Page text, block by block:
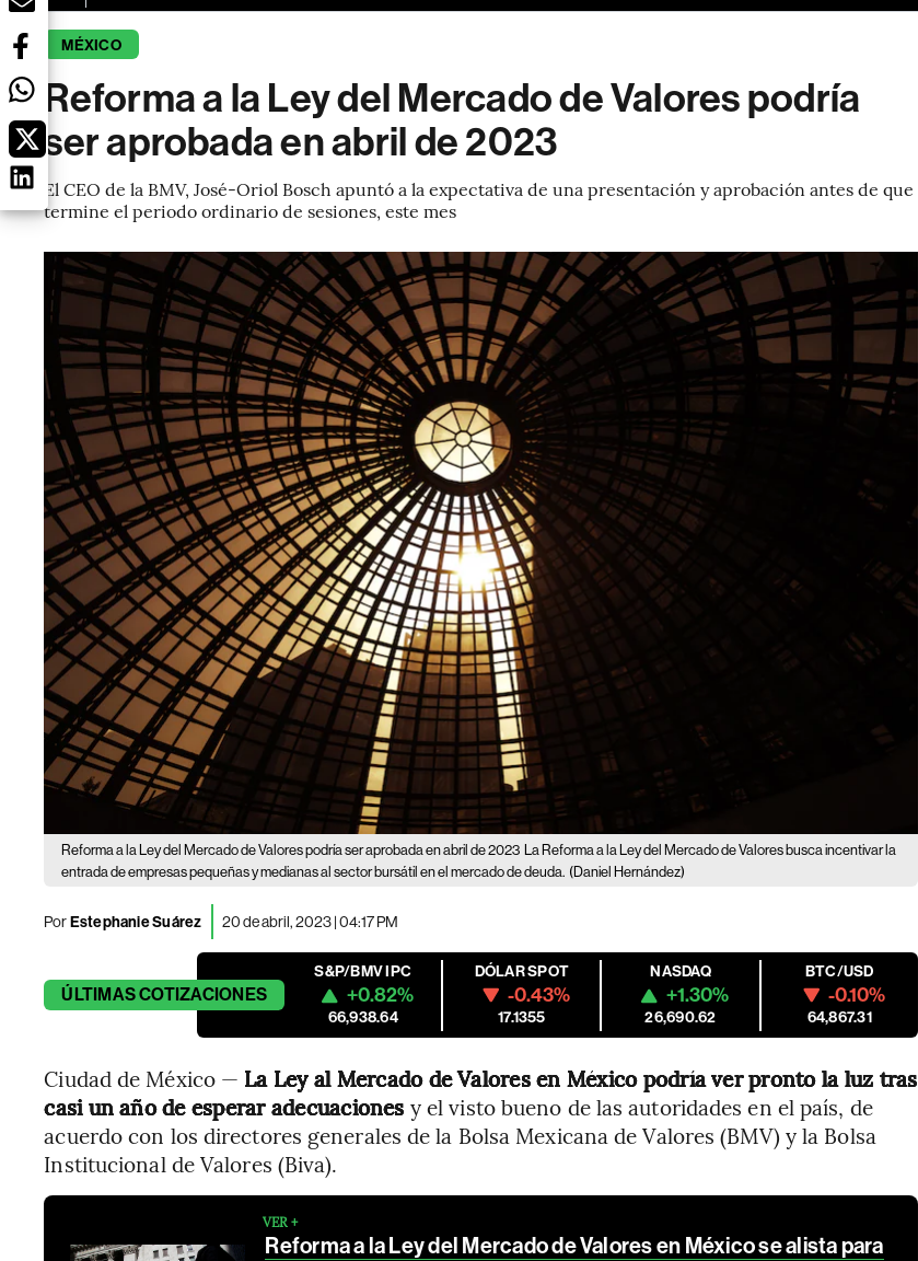
MÉXICO
Reforma a la Ley del Mercado de Valores podría
ser aprobada en abril de 2023
El CEO de la BMV, José-Oriol Bosch apuntó a la expectativa de una presentación y aprobación antes de que
termine el periodo ordinario de sesiones, este mes
Reforma a la Ley del Mercado de Valores podría ser aprobada en abril de 2023 La Reforma a la Ley del Mercado de Valores busca incentivar la
entrada de empresas pequeñas y medianas al sector bursátil en el mercado de deuda. (Daniel Hernández)
PorEstephanie Suárez 20 de abril, 2023 | 04:17 PM
ÚLTIMASCOTIZACIONES
S&P/BMV IPC
+0.82%
66,938.64
DÓLAR SPOT
-0.43%
17.1355
NASDAQ
+1.30%
26,690.62
BTC/USD
-0.10%
64,867.31
Ciudad de México — La Ley al Mercado de Valores en México podría ver pronto la luz tras
casi un año de esperar adecuaciones y el visto bueno de las autoridades en el país, de
acuerdo con los directores generales de la Bolsa Mexicana de Valores (BMV) y la Bolsa
Institucional de Valores (Biva).
VER +
Reforma a la Ley del Mercado de Valores en México se alista para